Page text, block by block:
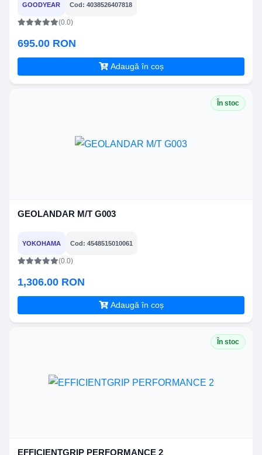
GOODYEAR Cod: 4038526407818
(0.0)
695.00 RON
Adaugă în coș
În stoc
GEOLANDAR M/T G003
YOKOHAMA Cod: 4548515010061
(0.0)
1,306.00 RON
Adaugă în coș
În stoc
EFFICIENTGRIP PERFORMANCE 2